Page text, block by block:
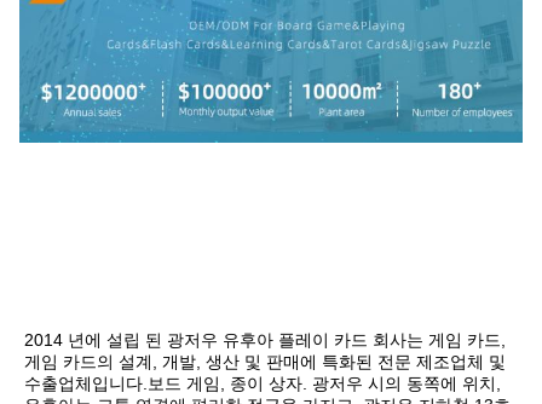
2014 년에 설립 된 광저우 유후아 플레이 카드 회사는 게임 카드,
게임 카드의 설계, 개발, 생산 및 판매에 특화된 전문 제조업체 및
수출업체입니다.보드 게임, 종이 상자. 광저우 시의 동쪽에 위치,